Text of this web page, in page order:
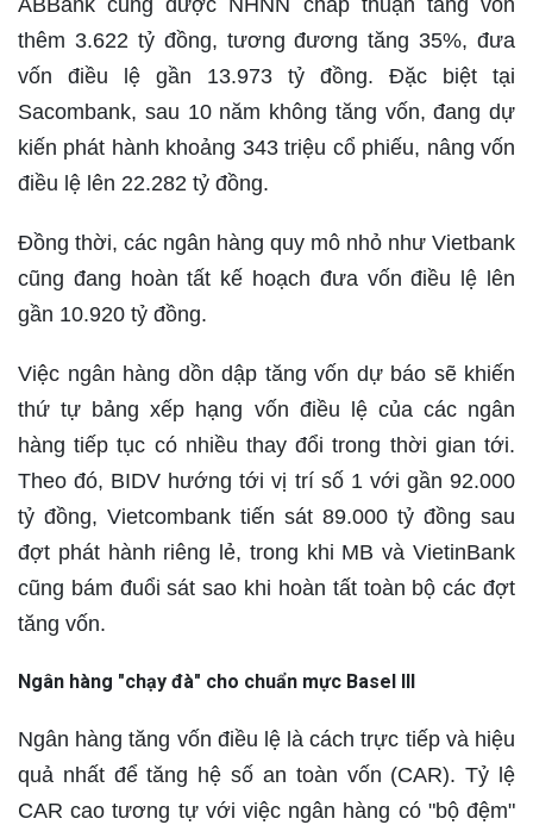
ABBank cũng được NHNN chấp thuận tăng vốn
thêm 3.622 tỷ đồng, tương đương tăng 35%, đưa
vốn điều lệ gần 13.973 tỷ đồng. Đặc biệt tại
Sacombank, sau 10 năm không tăng vốn, đang dự
kiến phát hành khoảng 343 triệu cổ phiếu, nâng vốn
điều lệ lên 22.282 tỷ đồng.
Đồng thời, các ngân hàng quy mô nhỏ như Vietbank
cũng đang hoàn tất kế hoạch đưa vốn điều lệ lên
gần 10.920 tỷ đồng.
Việc ngân hàng dồn dập tăng vốn dự báo sẽ khiến
thứ tự bảng xếp hạng vốn điều lệ của các ngân
hàng tiếp tục có nhiều thay đổi trong thời gian tới.
Theo đó, BIDV hướng tới vị trí số 1 với gần 92.000
tỷ đồng, Vietcombank tiến sát 89.000 tỷ đồng sau
đợt phát hành riêng lẻ, trong khi MB và VietinBank
cũng bám đuổi sát sao khi hoàn tất toàn bộ các đợt
tăng vốn.
Ngân hàng "chạy đà" cho chuẩn mực Basel III
Ngân hàng tăng vốn điều lệ là cách trực tiếp và hiệu
quả nhất để tăng hệ số an toàn vốn (CAR). Tỷ lệ
CAR cao tương tự với việc ngân hàng có "bộ đệm"